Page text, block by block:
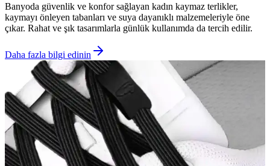
Banyoda güvenlik ve konfor sağlayan kadın kaymaz terlikler,
kaymayı önleyen tabanları ve suya dayanıklı malzemeleriyle öne
çıkar. Rahat ve şık tasarımlarla günlük kullanımda da tercih edilir.
Daha fazla bilgi edinin